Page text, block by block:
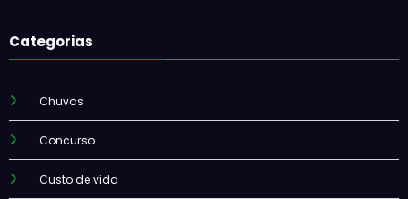
Categorias
Chuvas
Concurso
Custo de vida